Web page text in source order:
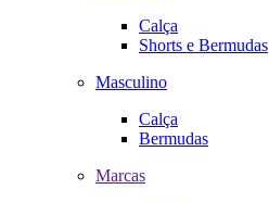
Calça
Shorts e Bermudas
Masculino
Calça
Bermudas
Marcas